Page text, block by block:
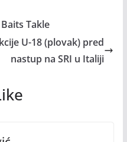
Takle
U-18 (plovak) pred
nastup na SRI u Italiji